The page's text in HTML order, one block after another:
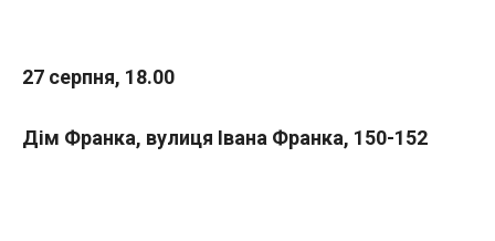
27 серпня, 18.00
Дім Франка, вулиця Івана Франка, 150-152